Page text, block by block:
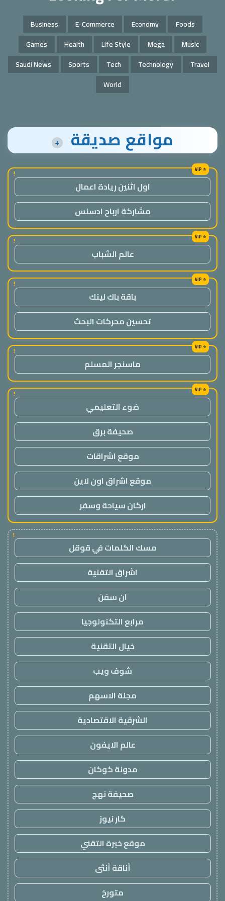
Business E-Commerce Economy
Foods
Games
Health Life Style Mega
Music
Saudi News
Sports Tech Technology
Travel
World
مواقع صديقة +
!
اول اثنين ريادة اعمال
مشاركة ارباح ادسنس
!
عالم الشباب
!
باقة باك لينك
تحسين محركات البحث
!
ماسنجر المسلم
!
ضوء التعليمي
صحيفة برق
موقع اشراقات
موقع اشراق اون لاين
اركان سياحة وسفر
!
مسك الكلمات في قوقل
اشراق التقنية
ان سفن
مرابع التكنولوجيا
خيال التقنية
شوف ويب
مجلة الاسهم
الشرقية الاقتصادية
عالم الايفون
مدونة كوكان
صحيفة نهج
كار نيوز
موقع خبرة التقني
أناقة أنثى
متورخ